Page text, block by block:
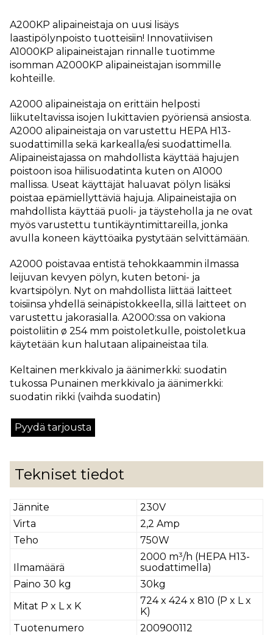
A200KP alipaineistaja on uusi lisäys
laastipölynpoisto tuotteisiin! Innovatiivisen
A1000KP alipaineistajan rinnalle tuotimme
isomman A2000KP alipaineistajan isommille
kohteille.
A2000 alipaineistaja on erittäin helposti
liikuteltavissa isojen lukittavien pyöriensä ansiosta.
A2000 alipaineistaja on varustettu HEPA H13-
suodattimilla sekä karkealla/esi suodattimella.
Alipaineistajassa on mahdollista käyttää hajujen
poistoon isoa hiilisuodatinta kuten on A1000
mallissa. Useat käyttäjät haluavat pölyn lisäksi
poistaa epämiellyttäviä hajuja. Alipaineistajia on
mahdollista käyttää puoli- ja täysteholla ja ne ovat
myös varustettu tuntikäyntimittareilla, jonka
avulla koneen käyttöaika pystytään selvittämään.
A2000 poistavaa entistä tehokkaammin ilmassa
leijuvan kevyen pölyn, kuten betoni- ja
kvartsipölyn. Nyt on mahdollista liittää laitteet
toisiinsa yhdellä seinäpistokkeella, sillä laitteet on
varustettu jakorasialla. A2000:ssa on vakiona
poistoliitin ø 254 mm poistoletkulle, poistoletkua
käytetään kun halutaan alipaineistaa tila.
Keltainen merkkivalo ja äänimerkki: suodatin
tukossa Punainen merkkivalo ja äänimerkki:
suodatin rikki (vaihda suodatin)
Pyydä tarjousta
Tekniset tiedot
Jännite
230V
Virta
2,2 Amp
Teho
750W
Ilmamäärä
2000 m³/h (HEPA H13-
suodattimella)
Paino 30 kg
30kg
Mitat P x L x K
724 x 424 x 810 (P x L x
K)
Tuotenumero
200900112